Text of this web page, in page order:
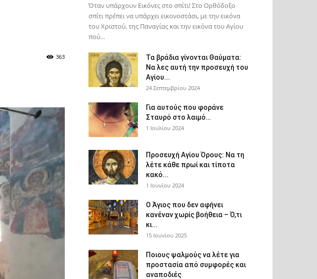
363
Όταν υπάρχουν Εικόνες στο σπίτι! Στο Ορθόδοξο
σπίτι πρέπει να υπάρχει εικονοστάσι, με την εικόνα
του Χριστού, της Παν­αγίας και την εικόνα του Αγίου
πού...
Τα βράδια γίνονται Θαύματα:
Να λες αυτή την προσευχή του
Αγίου...
24 Σεπτεμβρίου 2024
Για αυτούς που φοράνε
Σταυρό στο λαιμό…
1 Ιουλίου 2024
Προσευχή Αγίου Όρους: Να τη
λέτε κάθε πρωί και τίποτα
κακό...
1 Ιουνίου 2024
Ο Άγιος που δεν αφήνει
κανέναν χωρίς βοήθεια – Ό,τι
κι...
15 Ιουνίου 2025
Ποιους ψαλμούς να λέτε για
προστασία από συμφορές και
αναποδιές